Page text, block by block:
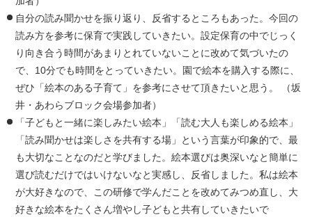
自分の読み聞かせを振り返り、反省するところもあった。今回の
読み方を参考に保育で実践していきたい。設定保育の中でじっく
り向き合う時間があまりとれていないことに改めて気づいたの
で、10分でも時間をとっていきたい。園で絵本を購入する際に、
ぜひ「絵本のある子育て」を参考にさせて頂きたいと思う。 （坂
井・あわらブロック会場参加者）
「子どもと一緒に楽しみたい絵本」「読む大人も楽しめる絵本」
「読み聞かせは楽しさを共有する場」という言葉が印象的で、最
も大切なことなのだと学びました。絵本選びは奥深いなと簡単に
選び読むだけではいけないなと実感し、反省しました。私は絵本
が大好きなので、この研修で学んだことを改めてみつめ直し、大
好きな絵本をたくさん増やし子どもと共有していきたいで